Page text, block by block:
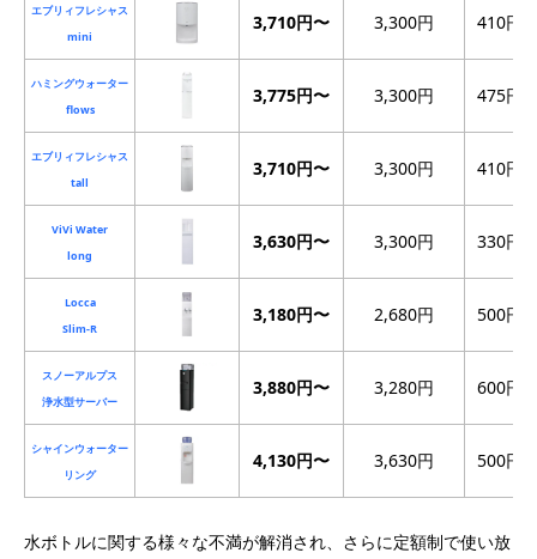
エブリィフレシャス
mini
3,710円〜 3,300円 410円
ハミングウォーター
flows
3,775円〜 3,300円 475円
エブリィフレシャス
tall
3,710円〜 3,300円 410円
ViVi Water
long
3,630円〜 3,300円 330円
Locca
Slim-R
3,180円〜 2,680円 500円
スノーアルプス
浄水型サーバー
3,880円〜 3,280円 600円
シャインウォーター
リング
4,130円〜 3,630円 500円
水ボトルに関する様々な不満が解消され、さらに定額制で使い放